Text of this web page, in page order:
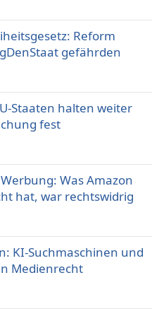
Reform
gefährden
Staaten halten weiter
fest
Was Amazon
hat, war rechtswidrig
KI-Suchmaschinen und
Medien­recht